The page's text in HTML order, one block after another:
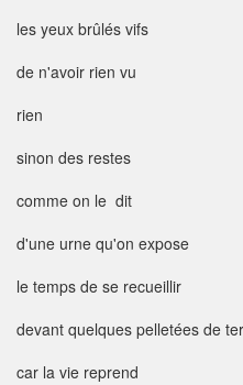
les yeux brûlés vifs
de n'avoir rien vu
rien
sinon des restes
comme on le dit
d'une urne qu'on expose
le temps de se recueillir
devant quelques pelletées de
car la vie reprend